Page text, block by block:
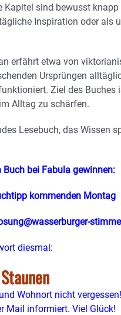
sind bewusst
Inspiration oder als
erfährt etwa von
Ursprüngen
Ziel des Buches
Alltag zu schärfen.
Lesebuch, das Wissen
Buch bei Fabula gewinnen:
kommenden Montag
diesmal:
Staunen
Wohnort nicht vergessen!
Mail informiert. Viel Glück!